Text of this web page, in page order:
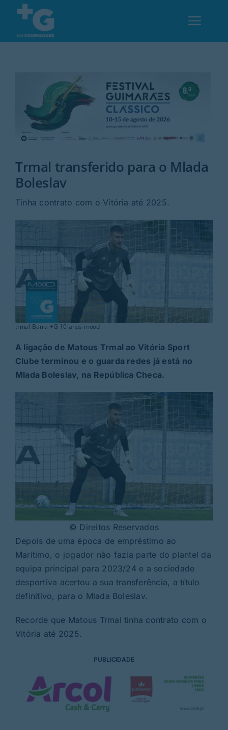
content
Desporto
Opinião
Região
Search
Trmal transferido para o Mlada
Boleslav
Tinha contrato com o Vitória até 2025.
trmal-Barra-+G-10-anos-mood
A ligação de Matous Trmal ao Vitória Sport
Clube terminou e o guarda redes já está no
Mlada Boleslav, na República Checa.
© Direitos Reservados
Depois de uma época de empréstimo ao
Marítimo, o jogador não fazia parte do plantel da
equipa principal para 2023/24 e a sociedade
desportiva acertou a sua transferência, a título
definitivo, para o Mlada Boleslav.
Recorde que Matous Trmal tinha contrato com o
Vitória até 2025.
PUBLICIDADE